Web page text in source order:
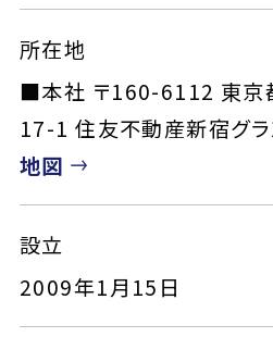
所在地
■本社 〒160-6112 東京
17-1 住友不動産新宿グ
地図
設立
2009年1月15日